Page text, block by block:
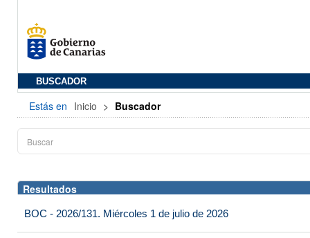
BUSCADOR
Estás en Inicio > Buscador
Resultados
BOC - 2026/131. Miércoles 1 de julio de 2026